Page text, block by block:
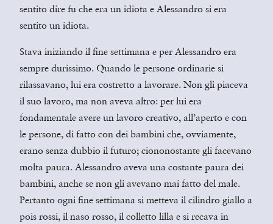
sentito dire fu che era un idiota e Alessandro si era
sentito un idiota.
Stava iniziando il fine settimana e per Alessandro era
sempre durissimo. Quando le persone ordinarie si
rilassavano, lui era costretto a lavorare. Non gli piaceva
il suo lavoro, ma non aveva altro: per lui era
fondamentale avere un lavoro creativo, all’aperto e con
le persone, di fatto con dei bambini che, ovviamente,
erano senza dubbio il futuro; ciononostante gli facevano
molta paura. Alessandro aveva una costante paura dei
bambini, anche se non gli avevano mai fatto del male.
Pertanto ogni fine settimana si metteva il cilindro giallo a
pois rossi, il naso rosso, il colletto lilla e si recava in